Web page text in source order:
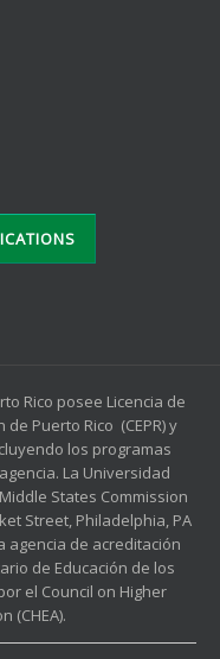
Rico posee Licencia de
Puerto Rico (CEPR) y
los programas
La Universidad
States Commission
Street, Philadelphia, PA
agencia de acreditación
de Educación de los
el Council on Higher
(CHEA).